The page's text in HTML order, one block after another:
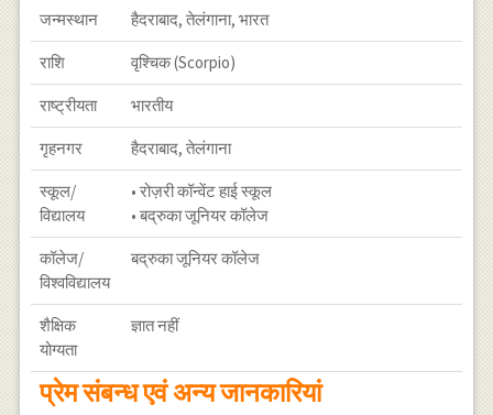
जन्मस्थान हैदराबाद, तेलंगाना, भारत
राशि वृश्चिक (Scorpio)
राष्ट्रीयता भारतीय
गृहनगर हैदराबाद, तेलंगाना
स्कूल/
विद्यालय
• रोज़री कॉन्वेंट हाई स्कूल
• बद्रुका जूनियर कॉलेज
कॉलेज/
विश्वविद्यालय
बद्रुका जूनियर कॉलेज
शैक्षिक
योग्यता
ज्ञात नहीं
प्रेम संबन्ध एवं अन्य जानकारियां